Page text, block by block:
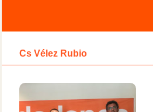
Cs Vélez Rubio